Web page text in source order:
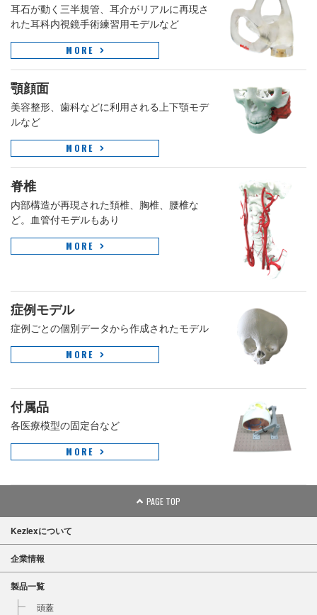
耳石が動く三半規管、耳介がリアルに再現さ
れた耳科内視鏡手術練習用モデルなど
MORE
顎顔面
美容整形、歯科などに利用される上下顎モデ
ルなど
MORE
脊椎
内部構造が再現された頚椎、胸椎、腰椎な
ど。血管付モデルもあり
MORE
症例モデル
症例ごとの個別データから作成されたモデル
MORE
付属品
各医療模型の固定台など
MORE
PAGE TOP
Kezlexについて
企業情報
製品一覧
頭蓋